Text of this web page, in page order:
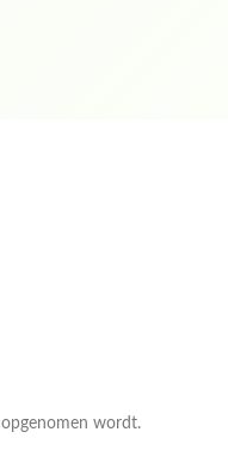
wordt.